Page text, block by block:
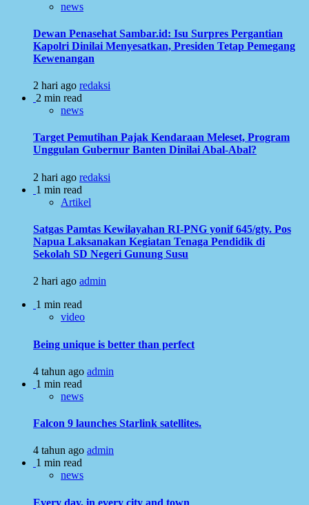
news
Dewan Penasehat Sambar.id: Isu Surpres Pergantian
Kapolri Dinilai Menyesatkan, Presiden Tetap Pemegang
Kewenangan
2 hari ago redaksi
2 min read
news
Target Pemutihan Pajak Kendaraan Meleset, Program
Unggulan Gubernur Banten Dinilai Abal-Abal?
2 hari ago redaksi
1 min read
Artikel
Satgas Pamtas Kewilayahan RI-PNG yonif 645/gty. Pos
Napua Laksanakan Kegiatan Tenaga Pendidik di
Sekolah SD Negeri Gunung Susu
2 hari ago admin
1 min read
video
Being unique is better than perfect
4 tahun ago admin
1 min read
news
Falcon 9 launches Starlink satellites.
4 tahun ago admin
1 min read
news
Every day, in every city and town